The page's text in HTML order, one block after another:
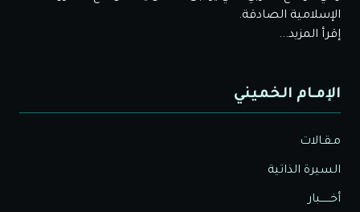
الإسلامية الصادقة.
إقرأ المزيد...
الإمـام الخميني
مـقـالات
السيرة الذاتية
أخــــــبار